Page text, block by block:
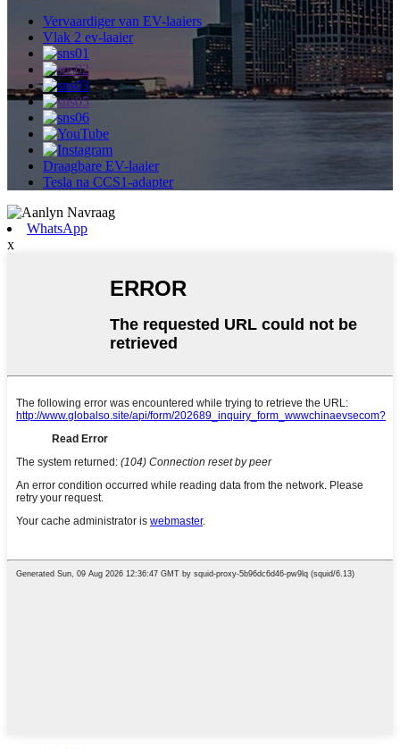
Vervaardiger van EV-laaiers
Vlak 2 ev-laaier
Draagbare EV-laaier
Tesla na CCS1-adapter
WhatsApp
x